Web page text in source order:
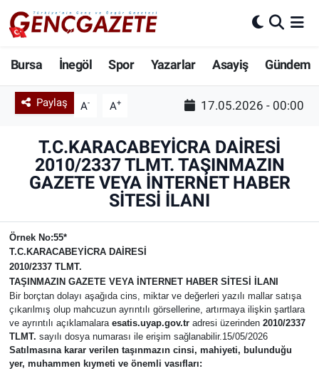
Bursa İnegöl Spor Yazarlar Asayiş Gündem
Paylaş A- A+ 17.05.2026 - 00:00
T.C.KARACABEYİCRA DAİRESİ
2010/2337 TLMT. TAŞINMAZIN
GAZETE VEYA İNTERNET HABER
SİTESİ İLANI
Örnek No:55*
T.C. KARACABEYİCRA DAİRESİ
2010/2337 TLMT.
TAŞINMAZIN GAZETE VEYA İNTERNET HABER SİTESİ İLANI
Bir borçtan dolayı aşağıda cins, miktar ve değerleri yazılı mallar satışa
çıkarılmış olup mahcuzun ayrıntılı görsellerine, artırmaya ilişkin şartlara
ve ayrıntılı açıklamalara esatis.uyap.gov.tradresi üzerinden 2010/2337
TLMT. sayılı dosya numarası ile erişim sağlanabilir.15/05/2026
Satılmasına karar verilen taşınmazın cinsi, mahiyeti, bulunduğu
yer, muhammen kıymeti ve önemli vasıfları:
Bursa
İnegöl
Spor
Ekonomi
Güncel
İnanç
Kadın & Aile
Nöbetçi Eczaneler
Hava Durumu
Süper Lig Puan Durumu ve Fikstür
Tüm Manşetler
Son Dakika Haberleri
Haber Arşivi